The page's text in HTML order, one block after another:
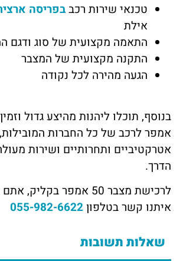
טכנאי שירות רכבבפריסה
אילת
התאמה מקצועית של סוג ודגם
התקנה מקצועית של המצבר
הגעה מהירה לכל נקודה
אמפר לרכב של כל החברות
אטרקטיביים ותחרותיים ושירות
הדרך.
לרכישת מצבר 50 אמפר
איתנו קשר בטלפון055-982-6622
שאלות תשובות